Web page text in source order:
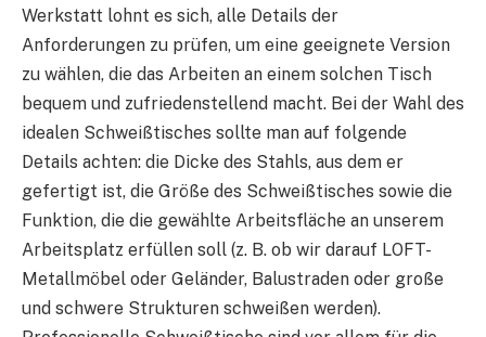
Werkstatt lohnt es sich, alle Details der
Anforderungen zu prüfen, um eine geeignete Version
zu wählen, die das Arbeiten an einem solchen Tisch
bequem und zufriedenstellend macht. Bei der Wahl des
idealen Schweißtisches sollte man auf folgende
Details achten: die Dicke des Stahls, aus dem er
gefertigt ist, die Größe des Schweißtisches sowie die
Funktion, die die gewählte Arbeitsfläche an unserem
Arbeitsplatz erfüllen soll (z. B. ob wir darauf LOFT-
Metallmöbel oder Geländer, Balustraden oder große
und schwere Strukturen schweißen werden).